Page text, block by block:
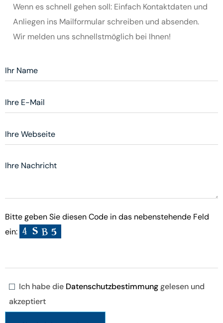
Wenn es schnell gehen soll: Einfach Kontaktdaten und
Anliegen ins Mailformular schreiben und absenden.
Wir melden uns schnellstmöglich bei Ihnen!
Bitte geben Sie diesen Code in das nebenstehende Feld
ein:
Ich habe die Datenschutzbestimmunggelesen und
akzeptiert